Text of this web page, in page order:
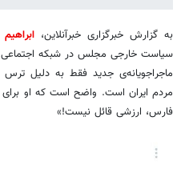
به گزارش خبرگزاری خبرآنلاین،
سیاست خارجی مجلس در شبکه اجتماعی
ماجراجویانه‌ی جدید فقط به دلیل
مردم ایران است. واضح است که او
فارس، ارزشی قائل نیست!»